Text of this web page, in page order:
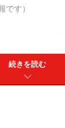
です）
している薬です。
続きを読む